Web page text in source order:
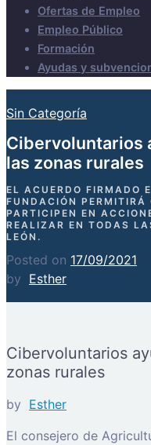
Ofertas de Empleo
Empleo Público
Formación
Ayudas y
Sin Categoría
Cibervoluntarios
las zonas rurales
EL ACUERDO FIRMADO
FUNDACIÓN
PARTICIPEN EN
REALIZAR EN TODAS
LEÓN.
Posted on 17/09/2021
by Esther
Cibervoluntarios
zonas rurales
by Esther
El consejero de